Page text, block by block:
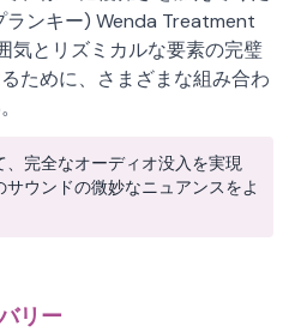
ランキー) Wenda Treatment
気とリズミカルな要素の完璧
ために、さまざまな組み合わ
完全なオーディオ没入を実現
サウンドの微妙なニュアンスをよ
リー